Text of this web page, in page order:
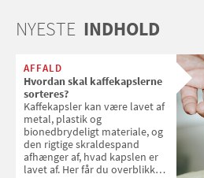
NYESTE INDHOLD
AFFALD
Hvordan skal kaffekapslerne
sorteres?
Kaffekapsler kan være lavet af
metal, plastik og
bionedbrydeligt materiale, og
den rigtige skraldespand
afhænger af, hvad kapslen er
lavet af. Her får du overblikket